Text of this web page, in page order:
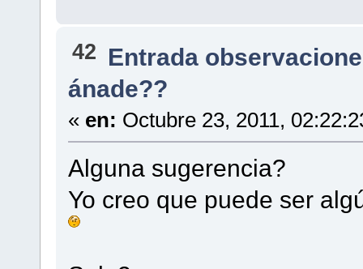
42 Entrada
ánade??
« en: Octubre 23, 2011,
Alguna sugerencia?
Yo creo que puede ser